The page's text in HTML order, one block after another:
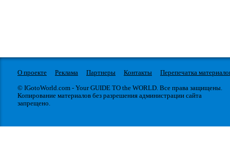
О проекте Реклама Партнеры Контакты
Перепечатка
© IGotoWorld.com - Your GUIDE TO the WORLD. Все права защищены.
Копирование материалов без разрешения администрации сайта
запрещено.